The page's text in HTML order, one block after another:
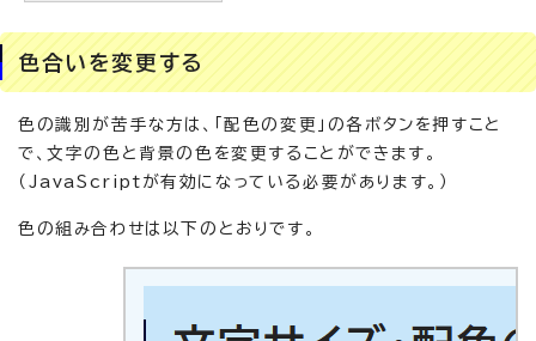
色合いを変更する
色の識別が苦手な方は、「配色の変更」の各ボタンを押すこと
で、文字の色と背景の色を変更することができます。
（JavaScriptが有効になっている必要があります。）
色の組み合わせは以下のとおりです。